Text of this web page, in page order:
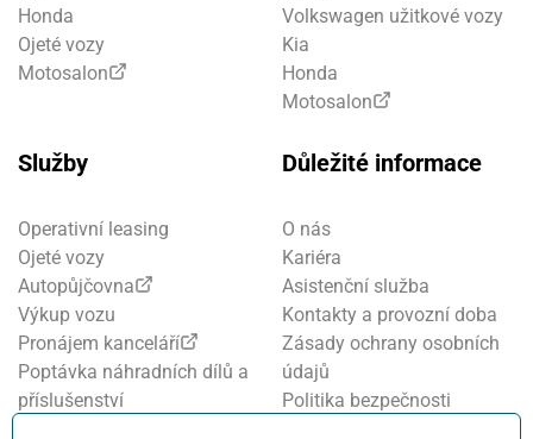
Honda
Ojeté vozy
Motosalon
Volkswagen užitkové vozy
Kia
Honda
Motosalon
Služby
Operativní leasing
Ojeté vozy
Autopůjčovna
Výkup vozu
Pronájem kanceláří
Poptávka náhradních dílů a
příslušenství
Důležité informace
O nás
Kariéra
Asistenční služba
Kontakty a provozní doba
Zásady ochrany osobních
údajů
Politika bezpečnosti